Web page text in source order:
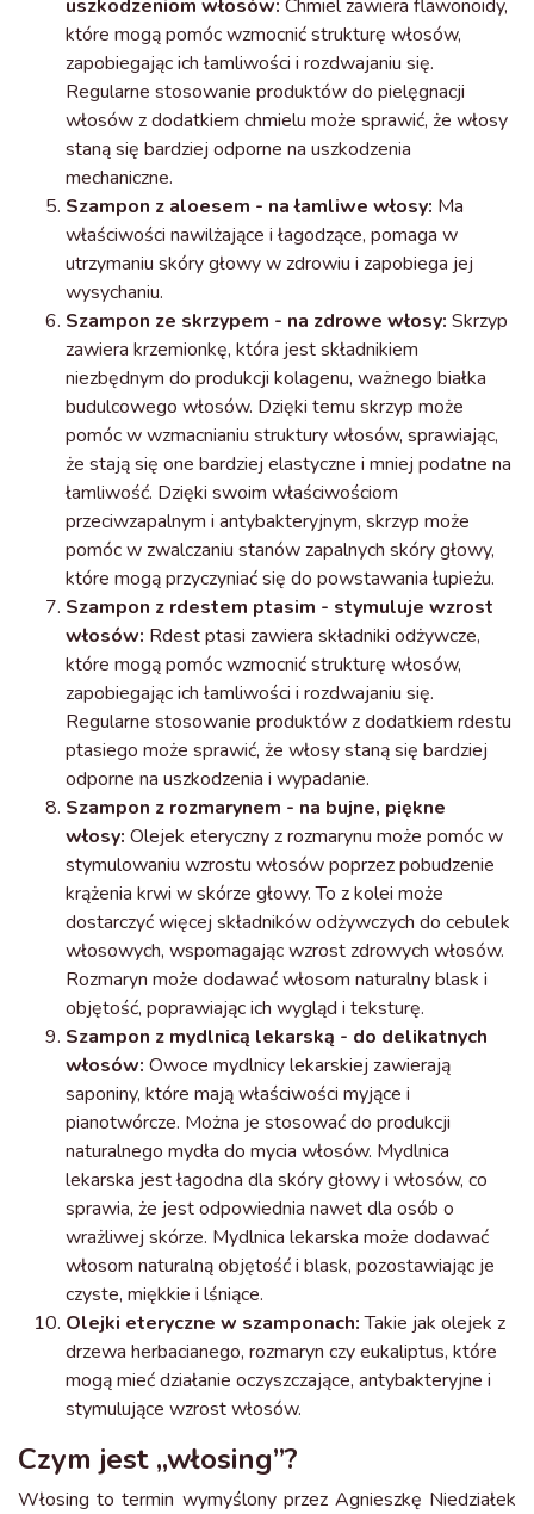
uszkodzeniom włosów: Chmiel zawiera flawonoidy,
które mogą pomóc wzmocnić strukturę włosów,
zapobiegając ich łamliwości i rozdwajaniu się.
Regularne stosowanie produktów do pielęgnacji
włosów z dodatkiem chmielu może sprawić, że włosy
staną się bardziej odporne na uszkodzenia
mechaniczne.
Szampon z aloesem - na łamliwe włosy: Ma
właściwości nawilżające i łagodzące, pomaga w
utrzymaniu skóry głowy w zdrowiu i zapobiega jej
wysychaniu.
Szampon ze skrzypem - na zdrowe włosy: Skrzyp
zawiera krzemionkę, która jest składnikiem
niezbędnym do produkcji kolagenu, ważnego białka
budulcowego włosów. Dzięki temu skrzyp może
pomóc w wzmacnianiu struktury włosów, sprawiając,
że stają się one bardziej elastyczne i mniej podatne na
łamliwość. Dzięki swoim właściwościom
przeciwzapalnym i antybakteryjnym, skrzyp może
pomóc w zwalczaniu stanów zapalnych skóry głowy,
które mogą przyczyniać się do powstawania łupieżu.
Szampon z rdestem ptasim - stymuluje wzrost
włosów: Rdest ptasi zawiera składniki odżywcze,
które mogą pomóc wzmocnić strukturę włosów,
zapobiegając ich łamliwości i rozdwajaniu się.
Regularne stosowanie produktów z dodatkiem rdestu
ptasiego może sprawić, że włosy staną się bardziej
odporne na uszkodzenia i wypadanie.
Szampon z rozmarynem - na bujne, piękne
włosy: Olejek eteryczny z rozmarynu może pomóc w
stymulowaniu wzrostu włosów poprzez pobudzenie
krążenia krwi w skórze głowy. To z kolei może
dostarczyć więcej składników odżywczych do cebulek
włosowych, wspomagając wzrost zdrowych włosów.
Rozmaryn może dodawać włosom naturalny blask i
objętość, poprawiając ich wygląd i teksturę.
Szampon z mydlnicą lekarską - do delikatnych
włosów: Owoce mydlnicy lekarskiej zawierają
saponiny, które mają właściwości myjące i
pianotwórcze. Można je stosować do produkcji
naturalnego mydła do mycia włosów. Mydlnica
lekarska jest łagodna dla skóry głowy i włosów, co
sprawia, że jest odpowiednia nawet dla osób o
wrażliwej skórze. Mydlnica lekarska może dodawać
włosom naturalną objętość i blask, pozostawiając je
czyste, miękkie i lśniące.
Olejki eteryczne w szamponach:Takie jak olejek z
drzewa herbacianego, rozmaryn czy eukaliptus, które
mogą mieć działanie oczyszczające, antybakteryjne i
stymulujące wzrost włosów.
Czym jest „włosing”?
Włosing to termin wymyślony przez Agnieszkę Niedziałek